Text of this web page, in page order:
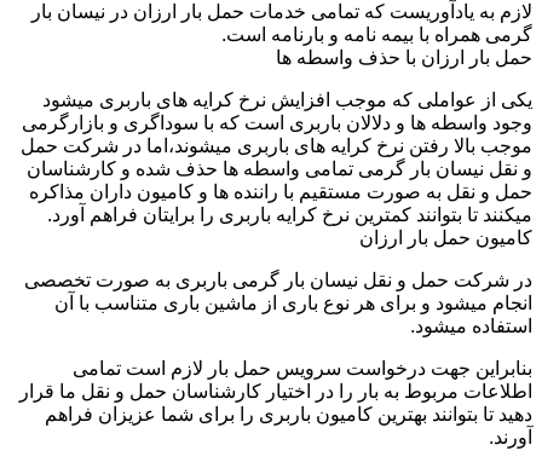
لازم به یادآوریست که تمامی خدمات حمل بار ارزان در نیسان بار
گرمی همراه با بیمه نامه و بارنامه است.
حمل بار ارزان با حذف واسطه ها
یکی از عواملی که موجب افزایش نرخ کرایه های باربری میشود
وجود واسطه ها و دلالان باربری است که با سوداگری و بازارگرمی
موجب بالا رفتن نرخ کرایه های باربری میشوند،اما در شرکت حمل
و نقل نیسان بار گرمی تمامی واسطه ها حذف شده و کارشناسان
حمل و نقل به صورت مستقیم با راننده ها و کامیون داران مذاکره
میکنند تا بتوانند کمترین نرخ کرایه باربری را برایتان فراهم آورد.
کامیون حمل بار ارزان
در شرکت حمل و نقل نیسان بار گرمی باربری به صورت تخصصی
انجام میشود و برای هر نوع باری از ماشین باری متناسب با آن
استفاده میشود.
بنابراین جهت درخواست سرویس حمل بار لازم است تمامی
اطلاعات مربوط به بار را در اختیار کارشناسان حمل و نقل ما قرار
دهید تا بتوانند بهترین کامیون باربری را برای شما عزیزان فراهم
آورند.